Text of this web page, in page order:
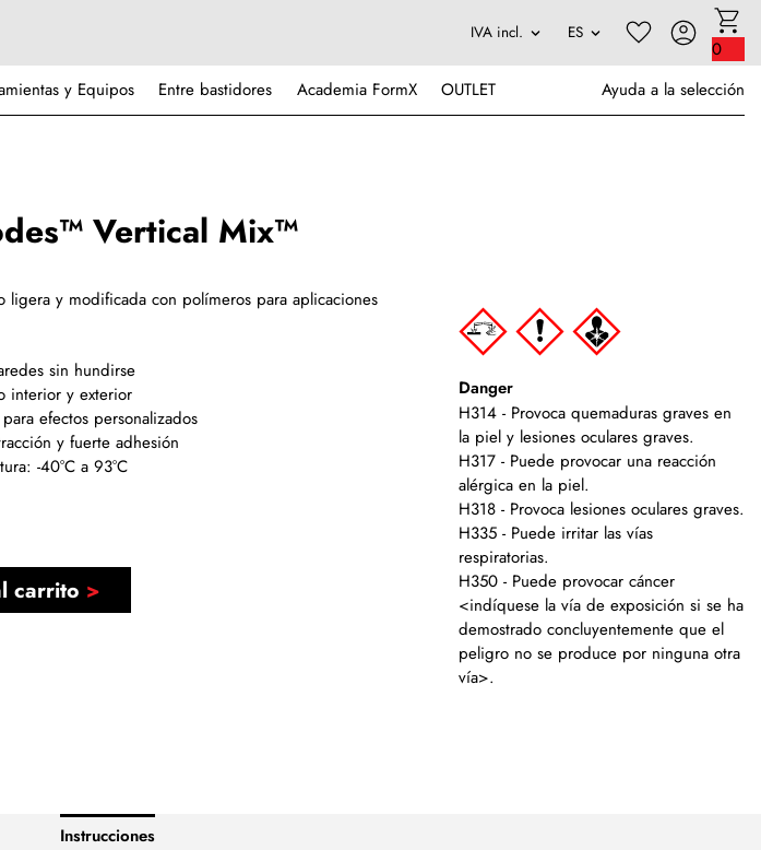
0
y Equipos Entre bastidores Academia FormX OUTLET Ayuda a la selección
Vertical Mix™
ligera y modificada con polímeros para aplicaciones
sin hundirse
interior y exterior
efectos personalizados
y fuerte adhesión
-40°C a 93°C
Danger
H314 - Provoca quemaduras graves en
la piel y lesiones oculares graves.
H317 - Puede provocar una reacción
alérgica en la piel.
H318 - Provoca lesiones oculares graves.
H335 - Puede irritar las vías
respiratorias.
H350 - Puede provocar cáncer
<indíquese la vía de exposición si se ha
demostrado concluyentemente que el
peligro no se produce por ninguna otra
vía>.
carrito
Instrucciones